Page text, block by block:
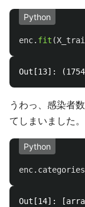
Python
enc. fit (
うわっ、感染者
てしまいました。
Python
enc. categories_
Out[14]: